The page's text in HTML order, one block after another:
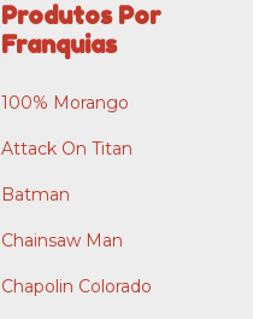
Produtos Por
Franquias
100% Morango
Attack On Titan
Batman
Chainsaw Man
Chapolin Colorado